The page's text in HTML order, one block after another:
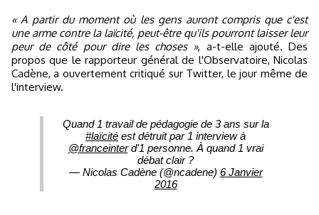
« A partir du moment où les gens auront compris que c'est
une arme contre la laïcité, peut-être qu'ils pourront laisser leur
peur de côté pour dire les choses », a-t-elle ajouté. Des
propos que le rapporteur général de l'Observatoire, Nicolas
Cadène, a ouvertement critiqué sur Twitter, le jour même de
l'interview.
Quand 1 travail de pédagogie de 3 ans sur la
#laïcité est détruit par 1 interview à
@franceinterd'1 personne. À quand 1 vrai
débat clair ?
— Nicolas Cadène (@ncadene) 6 Janvier
2016